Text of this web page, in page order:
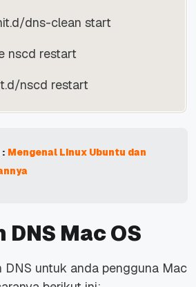
dns-clean start
nscd restart
nscd restart
Mengenal Linux Ubuntu dan
Mac OS
DNS untuk anda pengguna Mac